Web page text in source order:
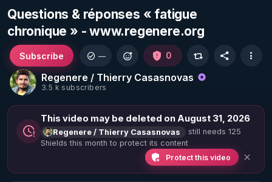
Questions & réponses « fatigue
chronique » - www.regenere.org
Regenere / Thierry Casasnovas
3.5 k subscribers
Subscribe — 0
This video may be deleted on August 31, 2026
Regenere / Thierry Casasnovas
still needs 125
Shields this month to protect its content
Protect this video